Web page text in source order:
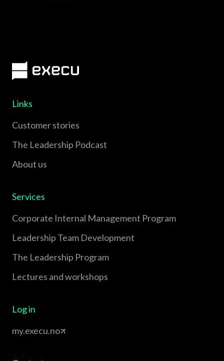
Links
Customer stories
The Leadership Podcast
About us
Services
Corporate Internal Management Program
Leadership Team Development
The Leadership Program
Lectures and workshops
Log in
my.execu.no